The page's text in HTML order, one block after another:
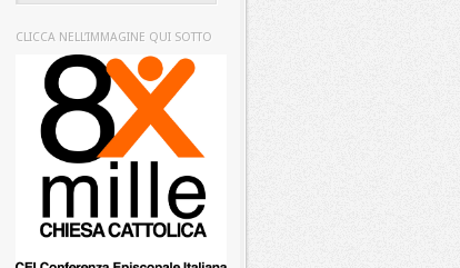
CLICCA NELL’IMMAGINE QUI SOTTO